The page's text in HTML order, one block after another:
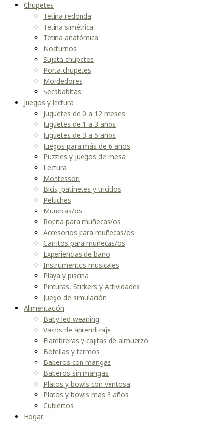
Chupetes
Tetina redonda
Tetina simétrica
Tetina anatómica
Nocturnos
Sujeta chupetes
Porta chupetes
Mordedores
Secababitas
Juegos y lectura
Juguetes de 0 a 12 meses
Juguetes de 1 a 3 años
Juguetes de 3 a 5 años
Juegos para más de 6 años
Puzzles y juegos de mesa
Lectura
Montessori
Bicis, patinetes y triciclos
Peluches
Muñecas/os
Ropita para muñecas/os
Accesorios para muñecas/os
Carritos para muñecas/os
Experiencias de baño
Instrumentos musicales
Playa y piscina
Pinturas, Stickers y Actividades
Juego de simulación
Alimentación
Baby led weaning
Vasos de aprendizaje
Fiambreras y cajitas de almuerzo
Botellas y termos
Baberos con mangas
Baberos sin mangas
Platos y bowls con ventosa
Platos y bowls mas 3 años
Cubiertos
Hogar